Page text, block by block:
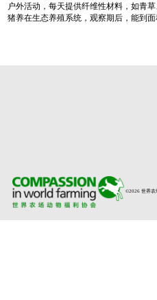
户外活动，每天提供纤维性材料，如青
猪养在生态养殖系统，观察期后，能到面
©2026 世界农